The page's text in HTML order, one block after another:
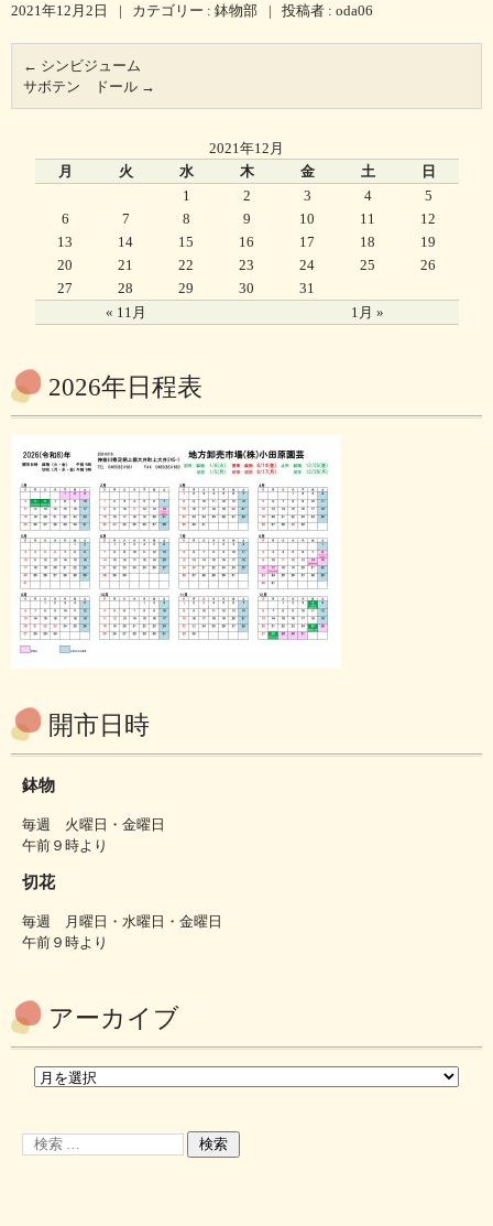
2021年12月2日 | カテゴリー : 鉢物部 | 投稿者 : oda06
← シンビジューム
サボテン ドール →
2021年12月
月
火 水 木 金 土 日
« 11月 1月 »
1 2 3 4
5
6
7 8 9 10 11
12
13
14 15 16 17 18
19
20
21 22 23 24 25
26
27
28 29 30 31
2026年日程表
開市日時
鉢物
毎週 火曜日・金曜日
午前９時より
切花
毎週 月曜日・水曜日・金曜日
午前９時より
アーカイブ